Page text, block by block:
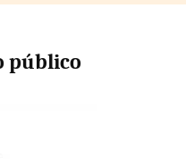
público